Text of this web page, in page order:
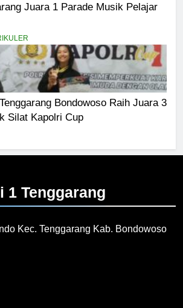
Juara 1 Parade Musik Pelajar
Bondowoso Raih Juara 3
Silat Kapolri Cup
1 Tenggarang
Kec. Tenggarang Kab. Bondowoso